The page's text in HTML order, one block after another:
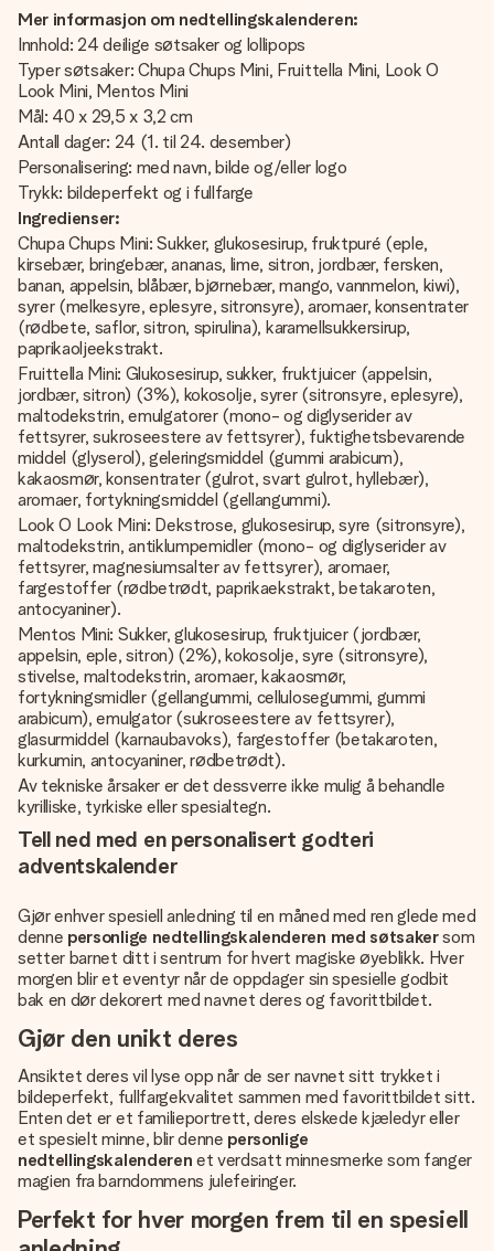
Mer informasjon om nedtellingskalenderen:
Innhold: 24 deilige søtsaker og lollipops
Typer søtsaker: Chupa Chups Mini, Fruittella Mini, Look O
Look Mini, Mentos Mini
Mål: 40 x 29,5 x 3,2 cm
Antall dager: 24 (1. til 24. desember)
Personalisering: med navn, bilde og/eller logo
Trykk: bildeperfekt og i fullfarge
Ingredienser:
Chupa Chups Mini: Sukker, glukosesirup, fruktpuré (eple,
kirsebær, bringebær, ananas, lime, sitron, jordbær, fersken,
banan, appelsin, blåbær, bjørnebær, mango, vannmelon, kiwi),
syrer (melkesyre, eplesyre, sitronsyre), aromaer, konsentrater
(rødbete, saflor, sitron, spirulina), karamellsukkersirup,
paprikaoljeekstrakt.
Fruittella Mini: Glukosesirup, sukker, fruktjuicer (appelsin,
jordbær, sitron) (3%), kokosolje, syrer (sitronsyre, eplesyre),
maltodekstrin, emulgatorer (mono- og diglyserider av
fettsyrer, sukroseestere av fettsyrer), fuktighetsbevarende
middel (glyserol), geleringsmiddel (gummi arabicum),
kakaosmør, konsentrater (gulrot, svart gulrot, hyllebær),
aromaer, fortykningsmiddel (gellangummi).
Look O Look Mini: Dekstrose, glukosesirup, syre (sitronsyre),
maltodekstrin, antiklumpemidler (mono- og diglyserider av
fettsyrer, magnesiumsalter av fettsyrer), aromaer,
fargestoffer (rødbetrødt, paprikaekstrakt, betakaroten,
antocyaniner).
Mentos Mini: Sukker, glukosesirup, fruktjuicer (jordbær,
appelsin, eple, sitron) (2%), kokosolje, syre (sitronsyre),
stivelse, maltodekstrin, aromaer, kakaosmør,
fortykningsmidler (gellangummi, cellulosegummi, gummi
arabicum), emulgator (sukroseestere av fettsyrer),
glasurmiddel (karnaubavoks), fargestoffer (betakaroten,
kurkumin, antocyaniner, rødbetrødt).
Av tekniske årsaker er det dessverre ikke mulig å behandle
kyrilliske, tyrkiske eller spesialtegn.
Tell ned med en personalisert godteri
adventskalender
Gjør enhver spesiell anledning til en måned med ren glede med
denne personlige nedtellingskalenderen med søtsakersom
setter barnet ditt i sentrum for hvert magiske øyeblikk. Hver
morgen blir et eventyr når de oppdager sin spesielle godbit
bak en dør dekorert med navnet deres og favorittbildet.
Gjør den unikt deres
Ansiktet deres vil lyse opp når de ser navnet sitt trykket i
bildeperfekt, fullfargekvalitet sammen med favorittbildet sitt.
Enten det er et familieportrett, deres elskede kjæledyr eller
et spesielt minne, blir denne personlige
nedtellingskalenderen et verdsatt minnesmerke som fanger
magien fra barndommens julefeiringer.
Perfekt for hver morgen frem til en spesiell